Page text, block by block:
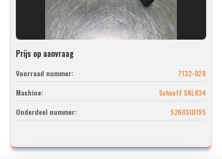
Prijs op aanvraag
Voorraad nummer:
7132-028
Machine:
Schaeff SKL834
Onderdeel nummer:
5260310195